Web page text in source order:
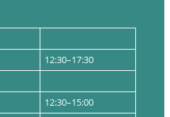
12:30–17:30
12:30–15:00